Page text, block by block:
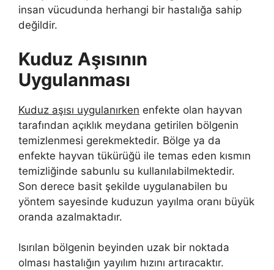
insan vücudunda herhangi bir hastalığa sahip
değildir.
Kuduz Aşısının
Uygulanması
Kuduz aşısı uygulanırken enfekte olan hayvan
tarafından açıklık meydana getirilen bölgenin
temizlenmesi gerekmektedir. Bölge ya da
enfekte hayvan tükürüğü ile temas eden kısmın
temizliğinde sabunlu su kullanılabilmektedir.
Son derece basit şekilde uygulanabilen bu
yöntem sayesinde kuduzun yayılma oranı büyük
oranda azalmaktadır.
Isırılan bölgenin beyinden uzak bir noktada
olması hastalığın yayılım hızını artıracaktır.